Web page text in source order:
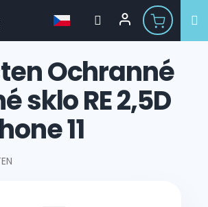
Ochranné
sklo RE 2,5D
11